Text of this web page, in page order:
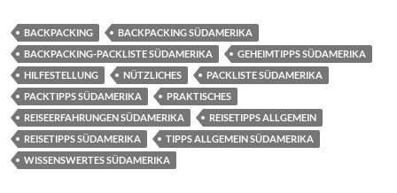
BACKPACKING
BACKPACKING SÜDAMERIKA
BACKPACKING-PACKLISTE SÜDAMERIKA
GEHEIMTIPPS SÜDAMERIKA
HILFESTELLUNG
NÜTZLICHES
PACKLISTE SÜDAMERIKA
PACKTIPPS SÜDAMERIKA
PRAKTISCHES
REISEERFAHRUNGEN SÜDAMERIKA
REISETIPPS ALLGEMEIN
REISETIPPS SÜDAMERIKA
TIPPS ALLGEMEIN SÜDAMERIKA
WISSENSWERTES SÜDAMERIKA